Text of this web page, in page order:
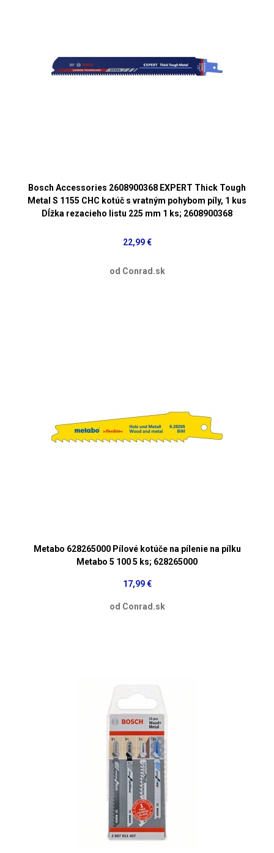
Bosch Accessories 2608900368 EXPERT Thick Tough
Metal S 1155 CHC kotúč s vratným pohybom píly, 1 kus
Dĺžka rezacieho listu 225 mm 1 ks; 2608900368
22,99 €
od Conrad.sk
Metabo 628265000 Pílové kotúče na pílenie na pílku
Metabo 5 100 5 ks; 628265000
17,99 €
od Conrad.sk